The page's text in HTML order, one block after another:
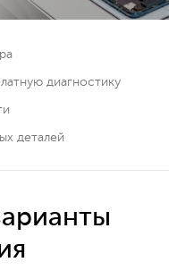
диагностику
деталей